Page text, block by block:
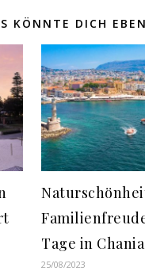
KÖNNTE DICH
Tage in
25/08/2023